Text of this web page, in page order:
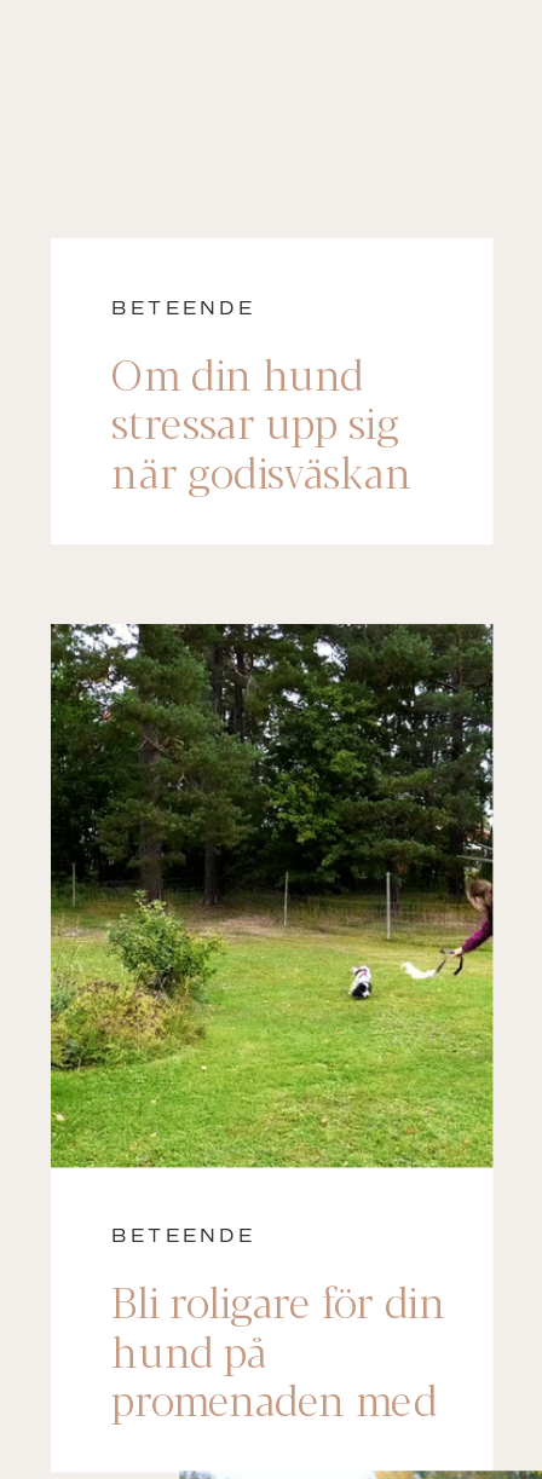
BETEENDE
Om din hund
stressar upp sig
när godisväskan
BETEENDE
Bli roligare för din
hund på
promenaden med